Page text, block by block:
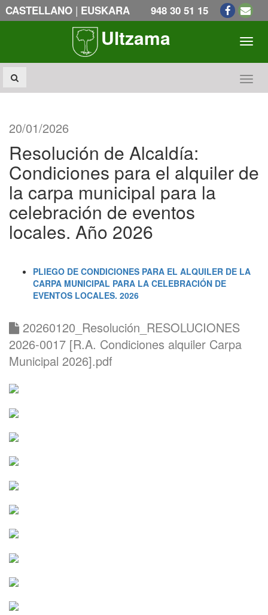
CASTELLANO | EUSKARA 948 30 51 15
Ultzama
20/01/2026
Resolución de Alcaldía:
Condiciones para el alquiler de
la carpa municipal para la
celebración de eventos
locales. Año 2026
PLIEGO DE CONDICIONES PARA EL ALQUILER DE LA
CARPA MUNICIPAL PARA LA CELEBRACIÓN DE
EVENTOS LOCALES. 2026
20260120_Resolución_RESOLUCIONES
2026-0017 [R.A. Condiciones alquiler Carpa
Municipal 2026].pdf